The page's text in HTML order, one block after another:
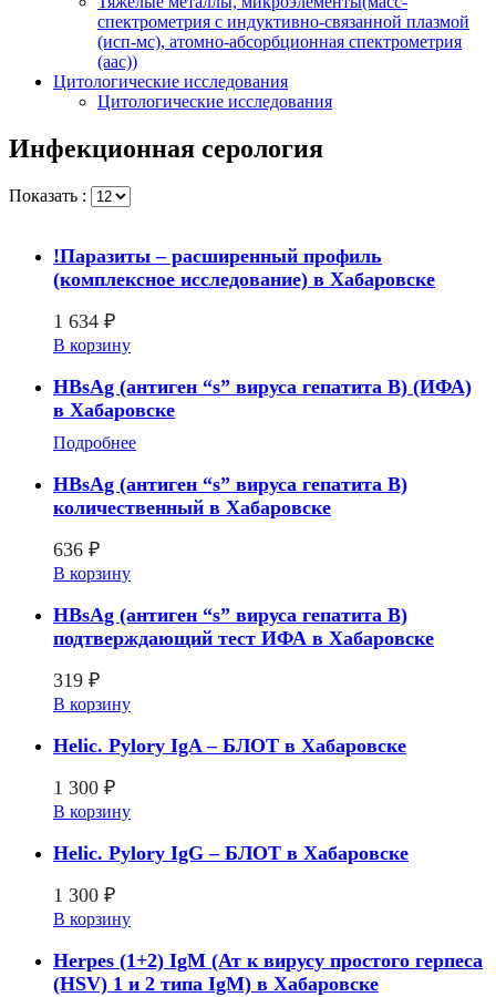
спектрометрия с индуктивно-связанной плазмой
(исп-мс), атомно-абсорбционная спектрометрия
(аас))
Цитологические исследования
Цитологические исследования
Инфекционная серология
Показать :
!Паразиты – расширенный профиль
(комплексное исследование) в Хабаровске
1 634 ₽
В корзину
HBsAg (антиген “s” вируса гепатита B) (ИФА)
в Хабаровске
Подробнее
HBsAg (антиген “s” вируса гепатита B)
количественный в Хабаровске
636 ₽
В корзину
HBsAg (антиген “s” вируса гепатита B)
подтверждающий тест ИФА в Хабаровске
319 ₽
В корзину
Helic. Pylory IgA – БЛОТ в Хабаровске
1 300 ₽
В корзину
Helic. Pylory IgG – БЛОТ в Хабаровске
1 300 ₽
В корзину
Herpes (1+2) IgM (Ат к вирусу простого герпеса
(HSV) 1 и 2 типа IgM) в Хабаровске